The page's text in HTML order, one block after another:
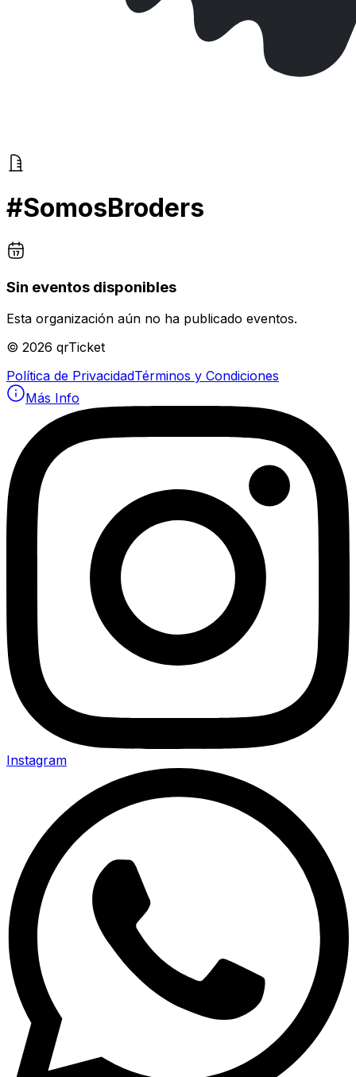
#SomosBroders
Sin eventos disponibles
Esta organización aún no ha publicado eventos.
© 2026 qrTicket
Política de PrivacidadTérminos y Condiciones
Más Info
Instagram